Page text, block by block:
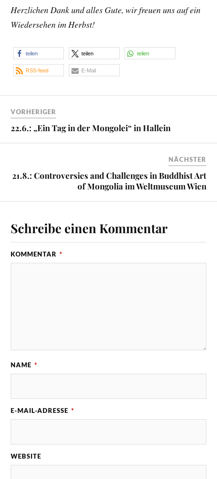
Herzlichen Dank und alles Gute, wir freuen uns auf ein
Wiedersehen im Herbst!
teilen teilen teilen
RSS-feed E-Mail
VORHERIGER
22.6.: „Ein Tag in der Mongolei“ in Hallein
NÄCHSTER
21.8.: Controversies and Challenges in Buddhist Art
of Mongolia im Weltmuseum Wien
Schreibe einen Kommentar
KOMMENTAR *
NAME *
E-MAIL-ADRESSE *
WEBSITE